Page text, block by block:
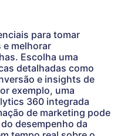
para tomar
e melhorar
Escolha uma
detalhadas como
e insights de
exemplo, uma
360 integrada
de marketing pode
desempenho da